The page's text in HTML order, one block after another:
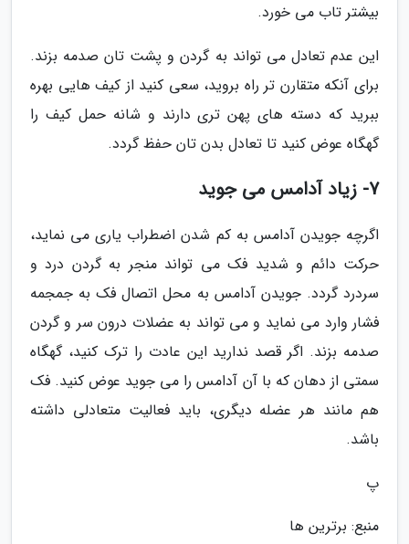
بیشتر تاب می خورد.
این عدم تعادل می تواند به گردن و پشت تان صدمه بزند.
برای آنکه متقارن تر راه بروید، سعی کنید از کیف هایی بهره
ببرید که دسته های پهن تری دارند و شانه حمل کیف را
گهگاه عوض کنید تا تعادل بدن تان حفظ گردد.
7- زیاد آدامس می جوید
اگرچه جویدن آدامس به کم شدن اضطراب یاری می نماید،
حرکت دائم و شدید فک می تواند منجر به گردن درد و
سردرد گردد. جویدن آدامس به محل اتصال فک به جمجمه
فشار وارد می نماید و می تواند به عضلات درون سر و گردن
صدمه بزند. اگر قصد ندارید این عادت را ترک کنید، گهگاه
سمتی از دهان که با آن آدامس را می جوید عوض کنید. فک
هم مانند هر عضله دیگری، باید فعالیت متعادلی داشته
باشد.
پ
منبع: برترین ها